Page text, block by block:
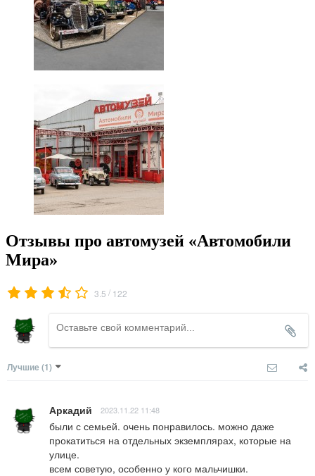
Отзывы про автомузей «Автомобили
Мира»
3.5 / 122
Лучшие (1)
Аркадий 2023.11.22 11:48
были с семьей. очень понравилось. можно даже
прокатиться на отдельных экземплярах, которые на
улице.
всем советую, особенно у кого мальчишки.